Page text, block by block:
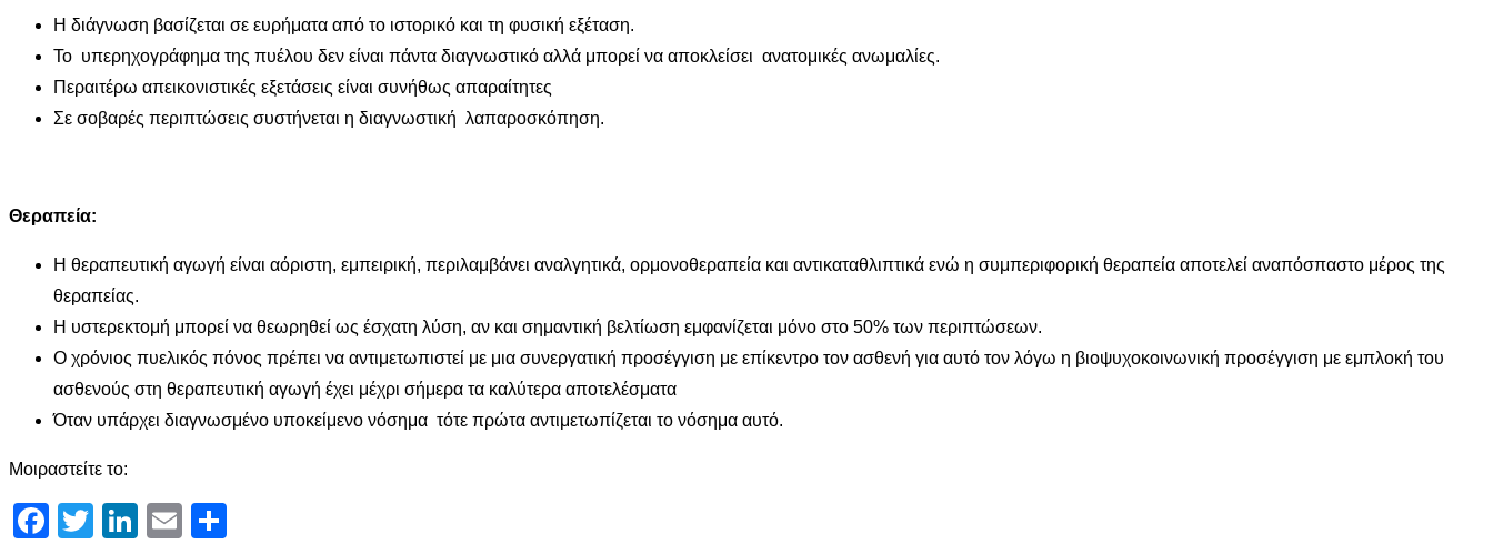
Η διάγνωση βασίζεται σε ευρήματα από το ιστορικό και τη φυσική εξέταση.
Το υπερηχογράφημα της πυέλου δεν είναι πάντα διαγνωστικό αλλά μπορεί να αποκλείσει ανατομικές ανωμαλίες.
Περαιτέρω απεικονιστικές εξετάσεις είναι συνήθως απαραίτητες
Σε σοβαρές περιπτώσεις συστήνεται η διαγνωστική λαπαροσκόπηση.
Θεραπεία:
Η θεραπευτική αγωγή είναι αόριστη, εμπειρική, περιλαμβάνει αναλγητικά, ορμονοθεραπεία και αντικαταθλιπτικά ενώ η συμπεριφορική θεραπεία αποτελεί αναπόσπαστο μέρος της
θεραπείας.
Η υστερεκτομή μπορεί να θεωρηθεί ως έσχατη λύση, αν και σημαντική βελτίωση εμφανίζεται μόνο στο 50% των περιπτώσεων.
Ο χρόνιος πυελικός πόνος πρέπει να αντιμετωπιστεί με μια συνεργατική προσέγγιση με επίκεντρο τον ασθενή για αυτό τον λόγω η βιοψυχοκοινωνική προσέγγιση με εμπλοκή του
ασθενούς στη θεραπευτική αγωγή έχει μέχρι σήμερα τα καλύτερα αποτελέσματα
Όταν υπάρχει διαγνωσμένο υποκείμενο νόσημα τότε πρώτα αντιμετωπίζεται το νόσημα αυτό.
Μοιραστείτε το:
Facebook
TwitterLinkedIn
Email